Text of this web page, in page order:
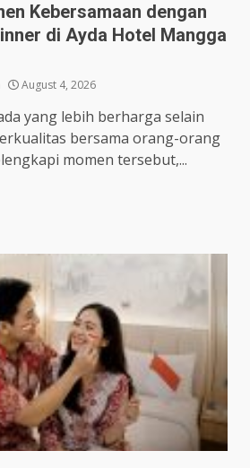
Kebersamaan dengan
di Ayda Hotel Mangga
August 4, 2026
yang lebih berharga selain
bersama orang-orang
momen tersebut,...